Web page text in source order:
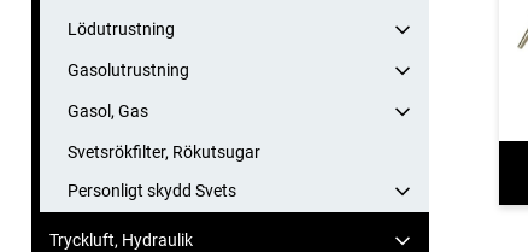
Lödutrustning
Gasolutrustning
Gasol, Gas
Svetsrökfilter, Rökutsugar
Personligt skydd Svets
Tryckluft, Hydraulik